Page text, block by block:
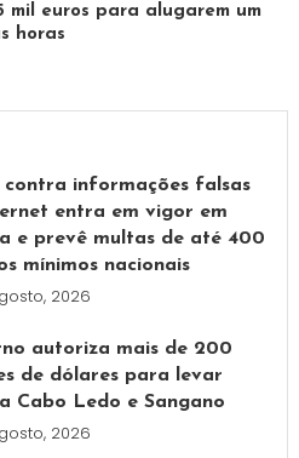
mil euros para alugarem um
horas
informações falsas
entra em vigor em
e prevê multas de até 400
mínimos nacionais
2026
autoriza mais de 200
de dólares para levar
Cabo Ledo e Sangano
2026